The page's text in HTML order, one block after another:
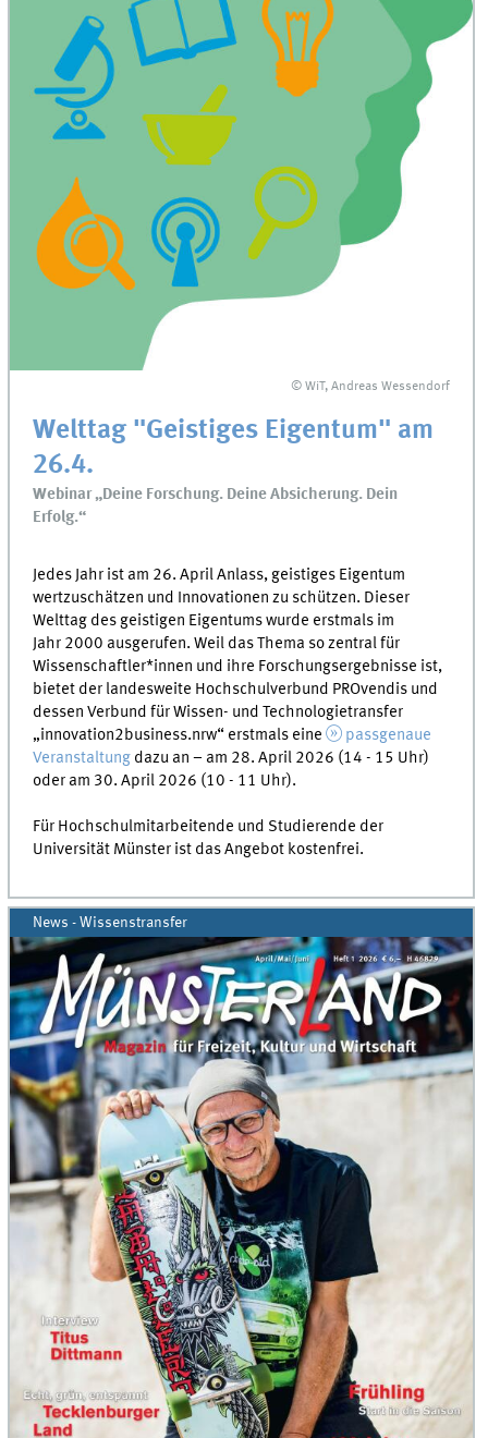
© WiT, Andreas Wessendorf
Welttag "Geistiges Eigentum" am
26.4.
Webinar „Deine Forschung. Deine Absicherung. Dein
Erfolg.“
Jedes Jahr ist am 26. April Anlass, geistiges Eigentum
wertzuschätzen und Innovationen zu schützen. Dieser
Welttag des geistigen Eigentums wurde erstmals im
Jahr 2000 ausgerufen. Weil das Thema so zentral für
Wissenschaftler*innen und ihre Forschungsergebnisse ist,
bietet der landesweite Hochschulverbund PROvendis und
dessen Verbund für Wissen- und Technologietransfer
„innovation2business.nrw“ erstmals eine
passgenaue
Veranstaltung dazu an – am 28. April 2026 (14 - 15 Uhr)
oder am 30. April 2026 (10 - 11 Uhr).
Für Hochschulmitarbeitende und Studierende der
Universität Münster ist das Angebot kostenfrei.
News - Wissenstransfer